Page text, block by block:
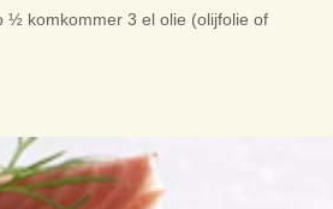
½ komkommer 3 el olie (olijfolie of